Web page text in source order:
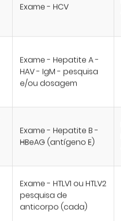
Exame - HCV
Exame - Hepatite A -
HAV - IgM - pesquisa
e/ou dosagem
Exame - Hepatite B -
HBeAG (antígeno E)
Exame - HTLV1 ou HTLV2
pesquisa de
anticorpo (cada)